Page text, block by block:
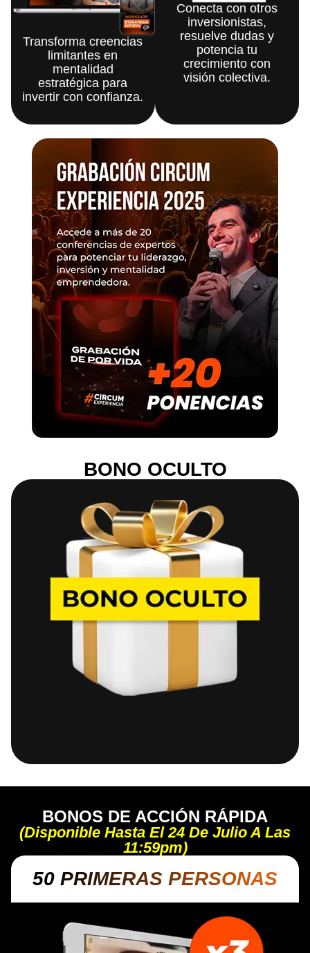
Transforma creencias
limitantes en
mentalidad
estratégica para
invertir con confianza.
Conecta con otros
inversionistas,
resuelve dudas y
potencia tu
crecimiento con
visión colectiva.
BONO OCULTO​
BONOS DE ACCIÓN RÁPIDA
(Disponible Hasta El 24 De Julio A Las
11:59pm)
50 PRIMERAS PERSONAS